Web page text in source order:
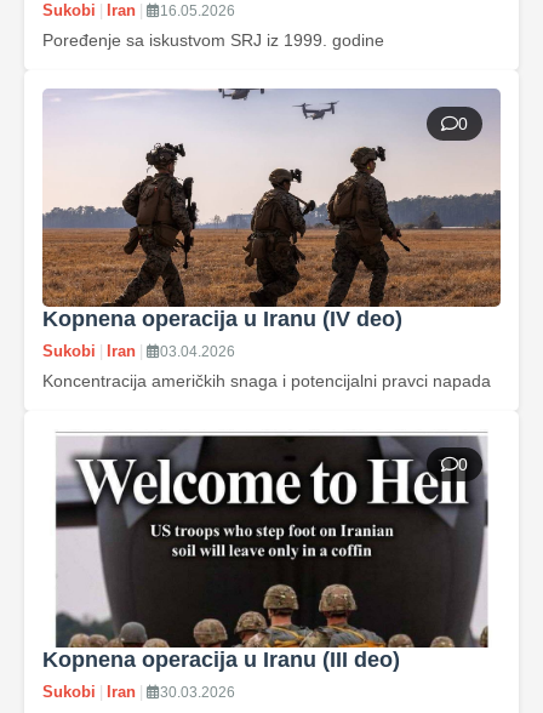
Sukobi Iran 16.05.2026
Poređenje sa iskustvom SRJ iz 1999. godine
0
Kopnena operacija u Iranu (IV deo)
Sukobi Iran 03.04.2026
Koncentracija američkih snaga i potencijalni pravci napada
0
Kopnena operacija u Iranu (III deo)
Sukobi Iran 30.03.2026